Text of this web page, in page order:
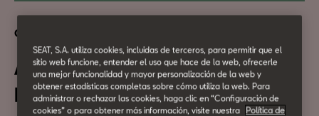
Cultura Urbana
Aprende a cocinar Mochis con
Escribà Dreams by Gokoro
SEAT, S.A. utiliza cookies, incluidas de terceros, para permitir que el
sitio web funcione, entender el uso que hace de la web, ofrecerle
una mejor funcionalidad y mayor personalización de la web y
obtener estadísticas completas sobre cómo utiliza la web. Para
administrar o rechazar las cookies, haga clic en “Configuración de
cookies” o para obtener más información, visite nuestra Política de